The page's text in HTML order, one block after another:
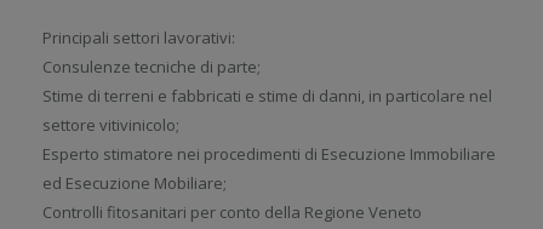
Principali settori lavorativi:
Consulenze tecniche di parte;
Stime di terreni e fabbricati e stime di danni, in particolare nel
settore vitivinicolo;
Esperto stimatore nei procedimenti di Esecuzione Immobiliare
ed Esecuzione Mobiliare;
Controlli fitosanitari per conto della Regione Veneto